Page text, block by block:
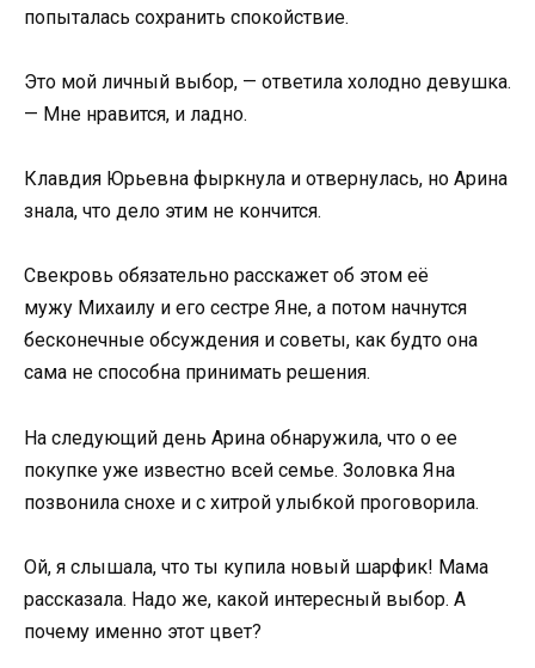
попыталась сохранить спокойствие.
Это мой личный выбор, — ответила холодно девушка.
— Мне нравится, и ладно.
Клавдия Юрьевна фыркнула и отвернулась, но Арина
знала, что дело этим не кончится.
Свекровь обязательно расскажет об этом её
мужу Михаилу и его сестре Яне, а потом начнутся
бесконечные обсуждения и советы, как будто она
сама не способна принимать решения.
На следующий день Арина обнаружила, что о ее
покупке уже известно всей семье. Золовка Яна
позвонила снохе и с хитрой улыбкой проговорила.
Ой, я слышала, что ты купила новый шарфик! Мама
рассказала. Надо же, какой интересный выбор. А
почему именно этот цвет?